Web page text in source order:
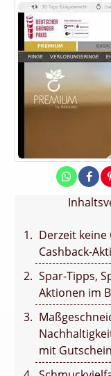
Derzeit
Cashback-
Spar-Tipps,
Aktionen im
mit